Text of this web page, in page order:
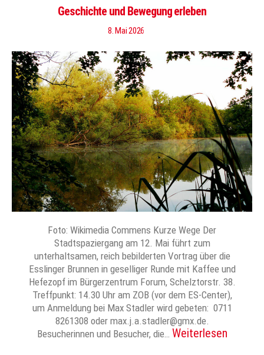
Geschichte und Bewegung erleben
8. Mai 2026
Foto: Wikimedia Commens Kurze Wege Der
Stadtspaziergang am 12. Mai führt zum
unterhaltsamen, reich bebilderten Vortrag über die
Esslinger Brunnen in geselliger Runde mit Kaffee und
Hefezopf im Bürgerzentrum Forum, Schelztorstr. 38.
Treffpunkt: 14.30 Uhr am ZOB (vor dem ES-Center),
um Anmeldung bei Max Stadler wird gebeten: 0711
8261308 oder max.j.a.stadler@gmx.de.
Besucherinnen und Besucher, die… Weiterlesen